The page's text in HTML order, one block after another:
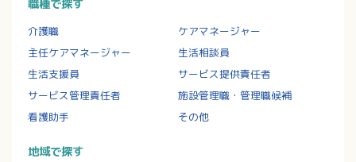
職種で探す
介護職
ケアマネージャー
主任ケアマネージャー
生活相談員
生活支援員
サービス提供責任者
サービス管理責任者
施設管理職・管理職候補
看護助手
その他
地域で探す